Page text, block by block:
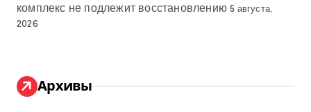
комплекс не подлежит восстановлению 5 августа,
2026
Архивы